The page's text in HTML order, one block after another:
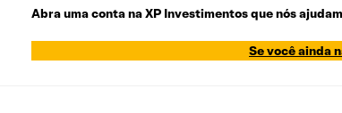
Abra uma conta na XP Investimentos que nós
Se você ainda